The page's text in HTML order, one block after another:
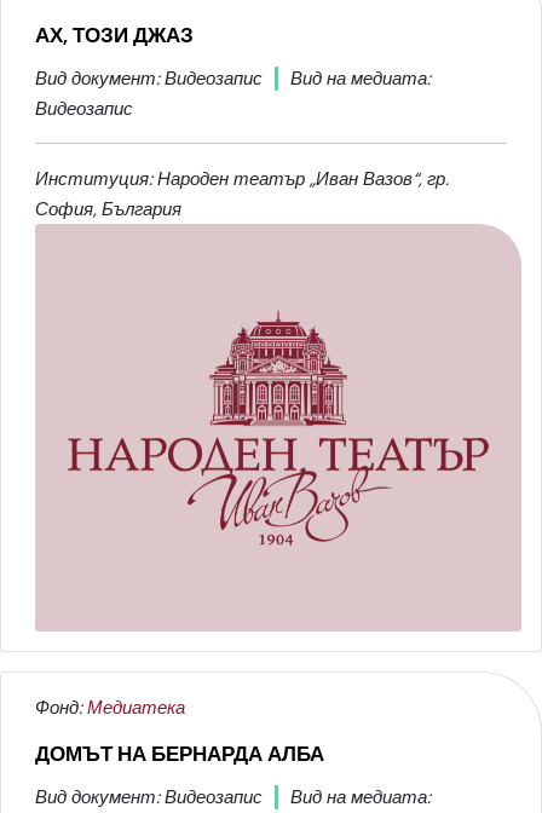
АХ, ТОЗИ ДЖАЗ
Вид документ: Видеозапис
Вид на медиата:
Видеозапис
Институция: Народен театър „Иван Вазов“, гр.
София, България
Фонд:Медиатека
ДОМЪТ НА БЕРНАРДА АЛБА
Вид документ: Видеозапис
Вид на медиата: